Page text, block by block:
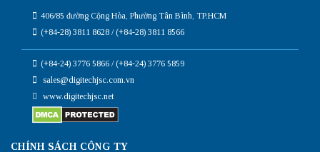
406/85 đường Cộng Hòa, Phường Tân Bình, TP.HCM
(+84-28) 3811 8628 / (+84-28) 3811 8566
(+84-24) 3776 5866 / (+84-24) 3776 5859
sales@digitechjsc.com.vn
www.digitechjsc.net
CHÍNH SÁCH CÔNG TY